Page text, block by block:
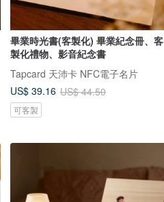
畢業時光書(客製化) 畢業紀念冊、客
製化禮物、影音紀念書
Tapcard 天沛卡 NFC電子名片
US$ 39.16 US$ 44.50
可客製